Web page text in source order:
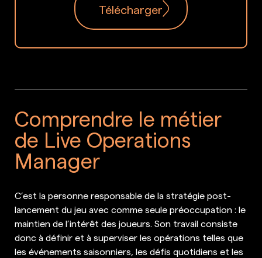
Télécharger
Comprendre le métier
de Live Operations
Manager
C’est la personne responsable de la stratégie post-
lancement du jeu avec comme seule préoccupation : le
maintien de l’intérêt des joueurs. Son travail consiste
donc à définir et à superviser les opérations telles que
les événements saisonniers, les défis quotidiens et les